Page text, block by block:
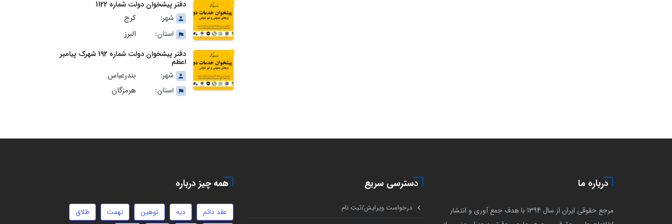
دفتر پیشخوان دولت شماره 1122
شهر:
کرج
استان: البرز
دفتر پیشخوان دولت شماره 192 شهرک پیامبر
اعظم
شهر:
بندرعباس
استان: هرمزگان
درباره ما
مرجع حقوقی ایران از سال 1394 با هدف جمع آوری و انتشار
دسترسی سریع
درخواست ویرایش/ثبت نام
همه چیز درباره
عقد دائم دیه توهین تهمت طلاق